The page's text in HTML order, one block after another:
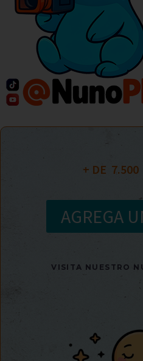
+ DE 7.500
AGREGA
VISITA NUESTRO